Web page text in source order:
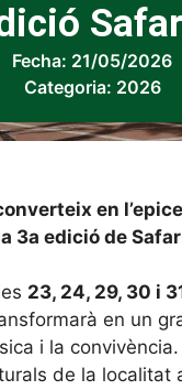
Fecha: 21/05/2026
Categoria: 2026
en
3a edició de
23, 24, 29, 30 i
en un
i la
de la localitat